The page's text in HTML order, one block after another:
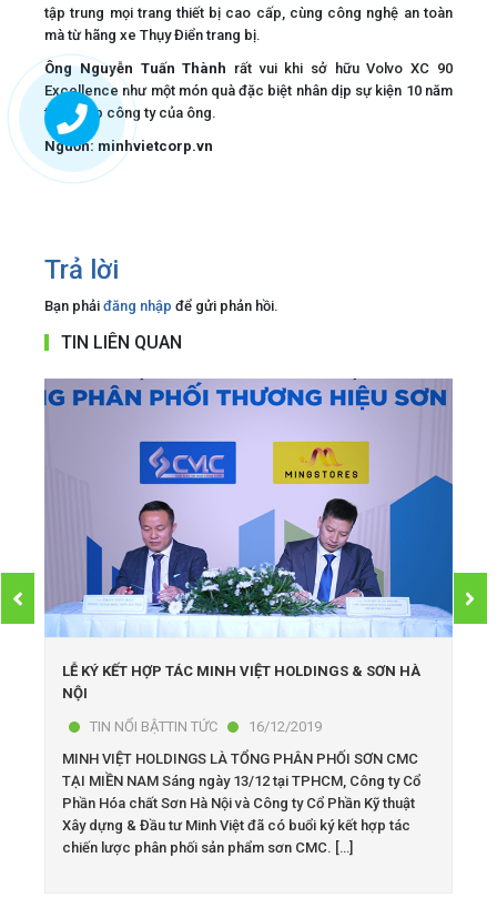
tập trung mọi trang thiết bị cao cấp, cùng công nghệ an toàn
mà từ hãng xe Thụy Điển trang bị.
Ông Nguyễn Tuấn Thành rất vui khi sở hữu Volvo XC 90
Excellence như một món quà đặc biệt nhân dịp sự kiện 10 năm
thành lập công ty của ông.
Nguồn: minhvietcorp.vn
Trả lời
Bạn phảiđăng nhập để gửi phản hồi.
TIN LIÊN QUAN
LỄ KÝ KẾT HỢP TÁC MINH VIỆT HOLDINGS & SƠN HÀ
NỘI
TIN NỔI BẬTTIN TỨC
16/12/2019
MINH VIỆT HOLDINGS LÀ TỔNG PHÂN PHỐI SƠN CMC
TẠI MIỀN NAM Sáng ngày 13/12 tại TPHCM, Công ty Cổ
Phần Hóa chất Sơn Hà Nội và Công ty Cổ Phần Kỹ thuật
Xây dựng & Đầu tư Minh Việt đã có buổi ký kết hợp tác
chiến lược phân phối sản phẩm sơn CMC. […]